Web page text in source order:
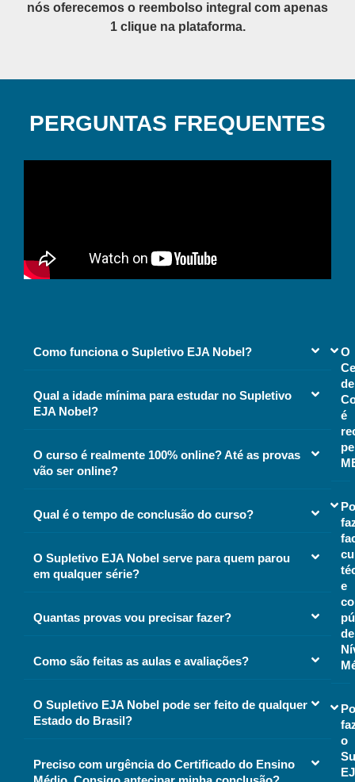
nós oferecemos o reembolso integral com apenas
1 clique na plataforma.
PERGUNTAS FREQUENTES
Como funciona o Supletivo EJA Nobel?
Qual a idade mínima para estudar no Supletivo
EJA Nobel?
O curso é realmente 100% online? Até as provas
vão ser online?
Qual é o tempo de conclusão do curso?
O Supletivo EJA Nobel serve para quem parou
em qualquer série?
Quantas provas vou precisar fazer?
Como são feitas as aulas e avaliações?
O Supletivo EJA Nobel pode ser feito de qualquer
Estado do Brasil?
Preciso com urgência do Certificado do Ensino
O
de
é
e
de
o